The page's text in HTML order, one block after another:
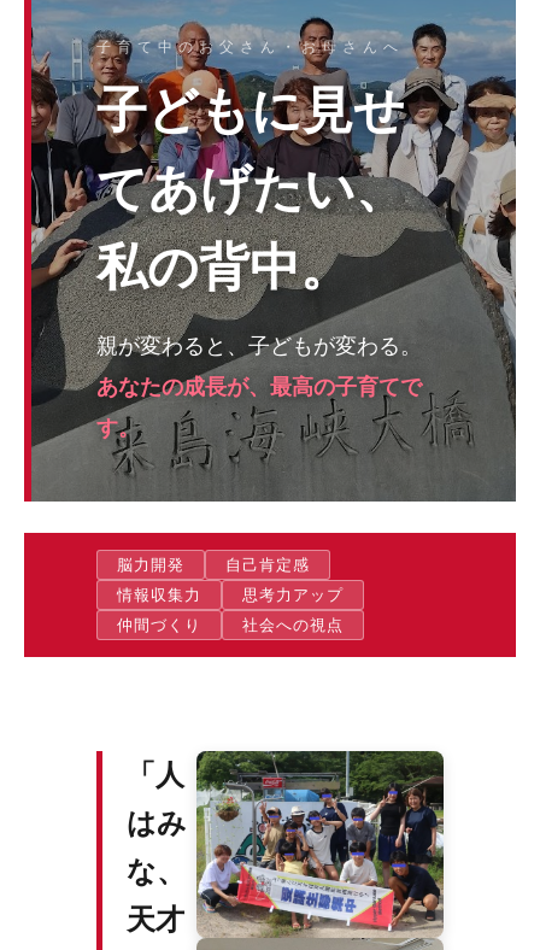
子育て中のお父さん・お母さんへ
子どもに見せ
てあげたい、
私の背中。
親が変わると、子どもが変わる。
あなたの成長が、最高の子育てで
す。
脳力開発
自己肯定感
情報収集力
思考力アップ
仲間づくり
社会への視点
「人
はみ
な、
天才